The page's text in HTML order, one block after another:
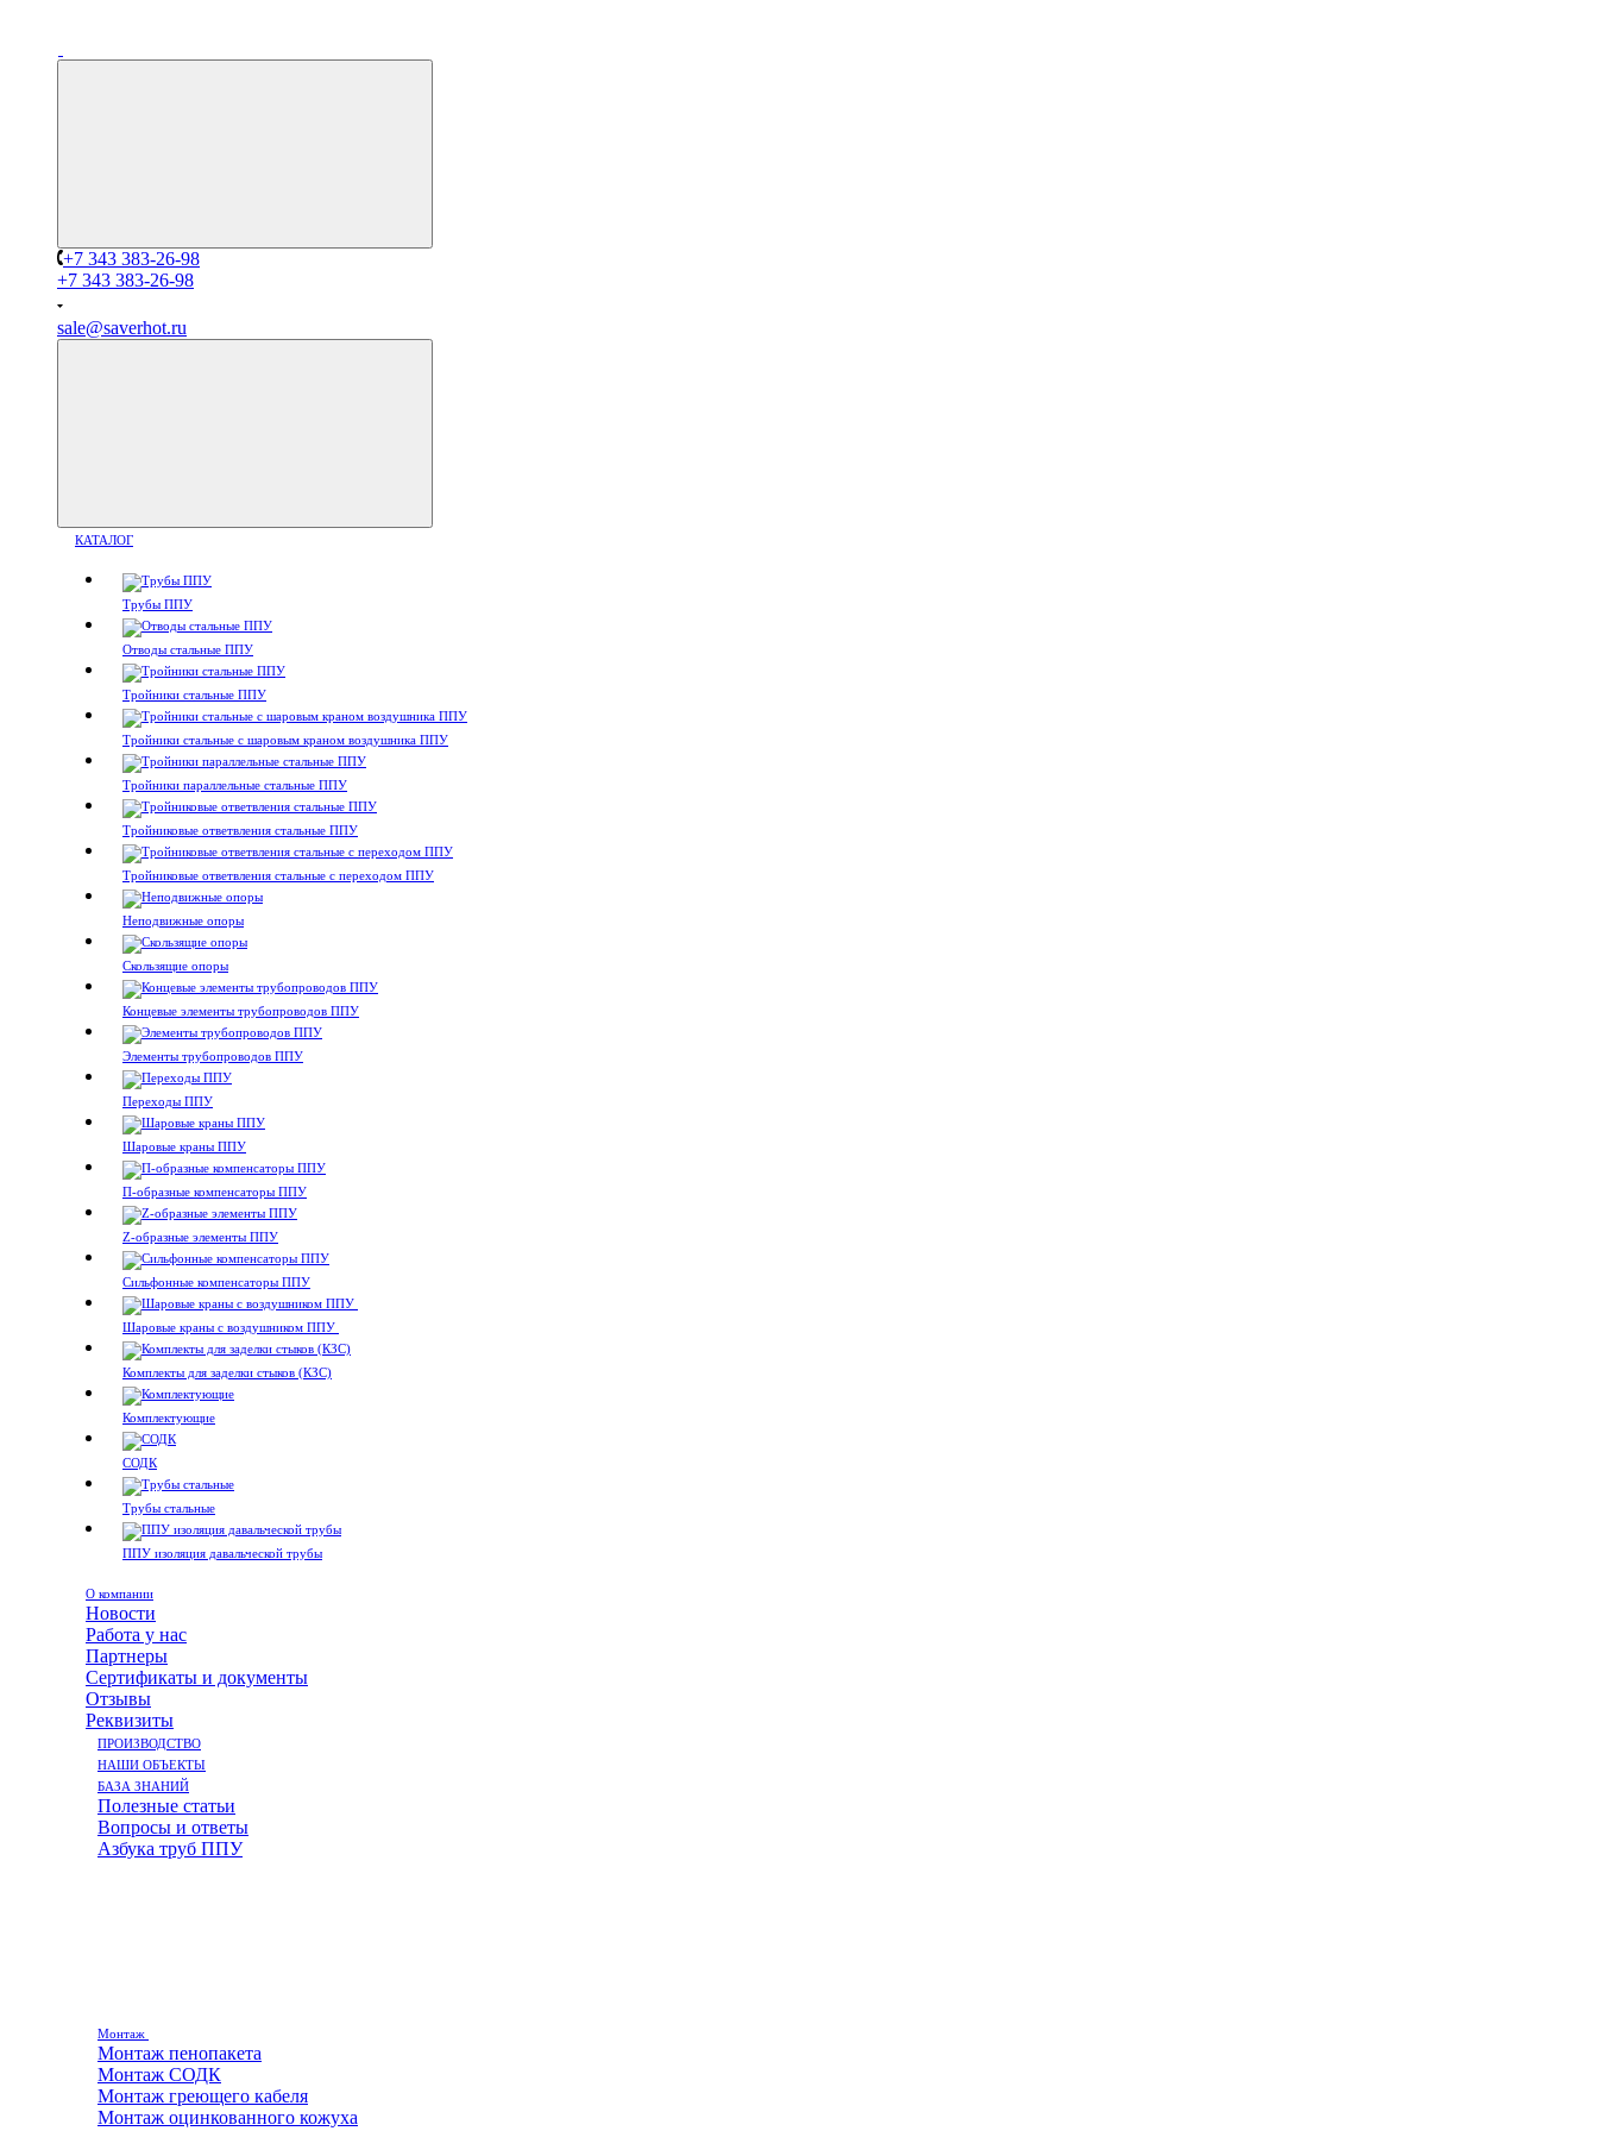
+7 343 383-26-98
+7 343 383-26-98
sale@saverhot.ru
КАТАЛОГ
Трубы ППУ
Отводы стальные ППУ
Тройники стальные ППУ
Тройники стальные с шаровым краном воздушника ППУ
Тройники параллельные стальные ППУ
Тройниковые ответвления стальные ППУ
Тройниковые ответвления стальные с переходом ППУ
Неподвижные опоры
Скользящие опоры
Концевые элементы трубопроводов ППУ
Элементы трубопроводов ППУ
Переходы ППУ
Шаровые краны ППУ
П-образные компенсаторы ППУ
Z-образные элементы ППУ
Сильфонные компенсаторы ППУ
Шаровые краны с воздушником ППУ
Комплекты для заделки стыков (КЗС)
Комплектующие
СОДК
Трубы стальные
ППУ изоляция давальческой трубы
О компании
Новости
Работа у нас
Партнеры
Сертификаты и документы
Отзывы
Реквизиты
ПРОИЗВОДСТВО
НАШИ ОБЪЕКТЫ
БАЗА ЗНАНИЙ
Полезные статьи
Вопросы и ответы
Азбука труб ППУ
Монтаж
Монтаж пенопакета
Монтаж СОДК
Монтаж греющего кабеля
Монтаж оцинкованного кожуха